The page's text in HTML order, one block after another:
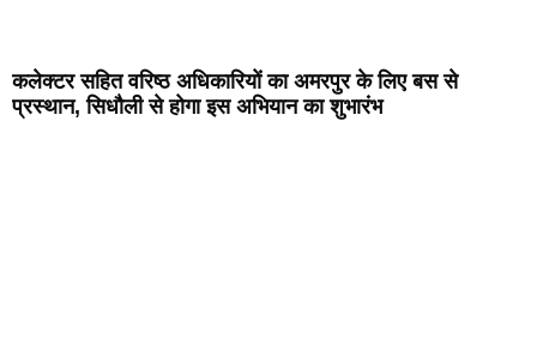
कलेक्टर सहित वरिष्ठ अधिकारियों का अमरपुर के लिए बस से
प्रस्थान, सिधौली से होगा इस अभियान का शुभारंभ